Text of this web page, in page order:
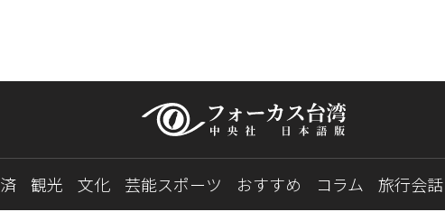
観光 文化 芸能スポーツ おすすめ コラム 旅行会話